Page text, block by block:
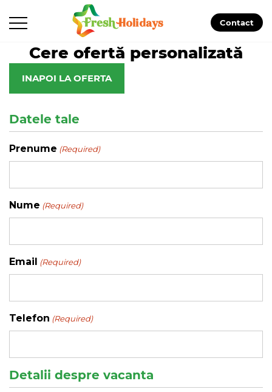
Contact
Cere ofertă personalizată
INAPOI LA OFERTA
Datele tale
Prenume (Required)
Nume (Required)
Email (Required)
Telefon (Required)
Detalii despre vacanta